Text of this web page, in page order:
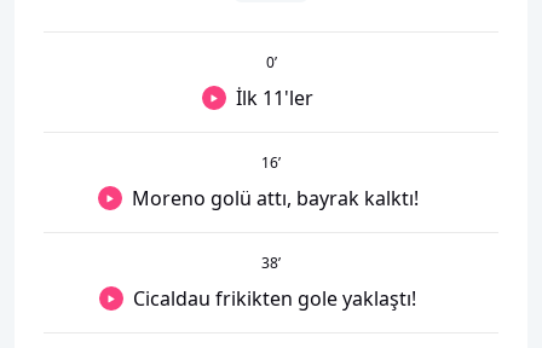
0’
İlk 11'ler
16’
Moreno golü attı, bayrak kalktı!
38’
Cicaldau frikikten gole yaklaştı!